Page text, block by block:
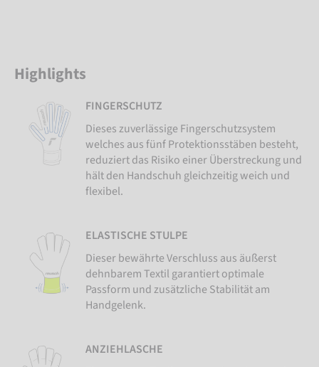
Highlights
FINGERSCHUTZ
Dieses zuverlässige Fingerschutzsystem
welches aus fünf Protektionsstäben besteht,
reduziert das Risiko einer Überstreckung und
hält den Handschuh gleichzeitig weich und
flexibel.
ELASTISCHE STULPE
Dieser bewährte Verschluss aus äußerst
dehnbarem Textil garantiert optimale
Passform und zusätzliche Stabilität am
Handgelenk.
ANZIEHLASCHE